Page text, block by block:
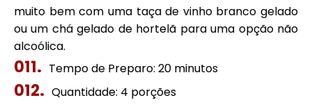
muito bem com uma taça de vinho branco gelado
ou um chá gelado de hortelã para uma opção não
alcoólica.
Tempo de Preparo: 20 minutos
Quantidade: 4 porções